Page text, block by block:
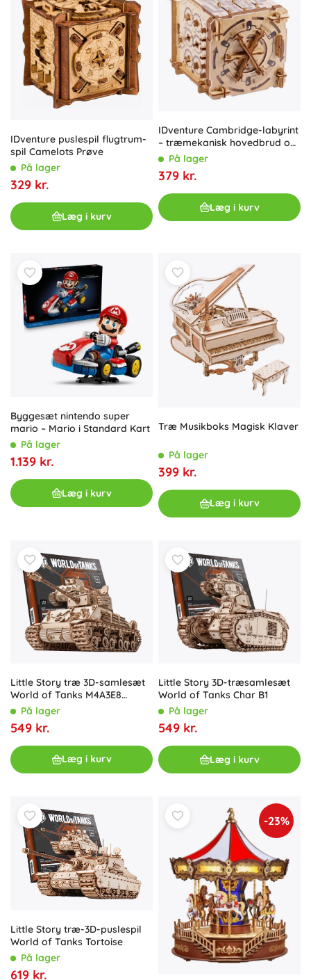
IDventure puslespil flugtrum-
spil Camelots Prøve
På lager
329 kr.
Læg i kurv
IDventure Cambridge-labyrint
– træmekanisk hovedbrud og
escape-boks
På lager
379 kr.
Læg i kurv
Byggesæt nintendo super
mario – Mario i Standard Kart
På lager
1.139 kr.
Læg i kurv
Træ Musikboks Magisk Klaver
På lager
399 kr.
Læg i kurv
Little Story træ 3D-samlesæt
World of Tanks M4A3E8
Sherman
På lager
549 kr.
Læg i kurv
Little Story 3D-træsamlesæt
World of Tanks Char B1
På lager
549 kr.
Læg i kurv
Little Story træ-3D-puslespil
World of Tanks Tortoise
På lager
619 kr.
-23%